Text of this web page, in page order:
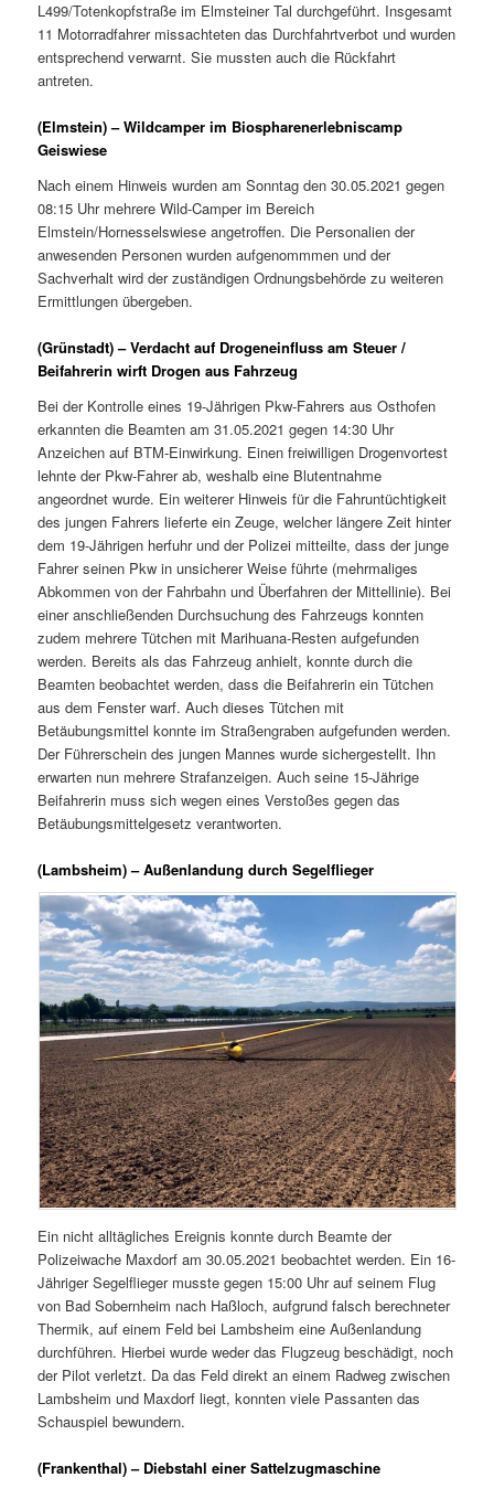
L499/Totenkopfstraße im Elmsteiner Tal durchgeführt. Insgesamt
11 Motorradfahrer missachteten das Durchfahrtverbot und wurden
entsprechend verwarnt. Sie mussten auch die Rückfahrt
antreten.
(Elmstein) – Wildcamper im Biospharenerlebniscamp
Geiswiese
Nach einem Hinweis wurden am Sonntag den 30.05.2021 gegen
08:15 Uhr mehrere Wild-Camper im Bereich
Elmstein/Hornesselswiese angetroffen. Die Personalien der
anwesenden Personen wurden aufgenommmen und der
Sachverhalt wird der zuständigen Ordnungsbehörde zu weiteren
Ermittlungen übergeben.
(Grünstadt) – Verdacht auf Drogeneinfluss am Steuer /
Beifahrerin wirft Drogen aus Fahrzeug
Bei der Kontrolle eines 19-Jährigen Pkw-Fahrers aus Osthofen
erkannten die Beamten am 31.05.2021 gegen 14:30 Uhr
Anzeichen auf BTM-Einwirkung. Einen freiwilligen Drogenvortest
lehnte der Pkw-Fahrer ab, weshalb eine Blutentnahme
angeordnet wurde. Ein weiterer Hinweis für die Fahruntüchtigkeit
des jungen Fahrers lieferte ein Zeuge, welcher längere Zeit hinter
dem 19-Jährigen herfuhr und der Polizei mitteilte, dass der junge
Fahrer seinen Pkw in unsicherer Weise führte (mehrmaliges
Abkommen von der Fahrbahn und Überfahren der Mittellinie). Bei
einer anschließenden Durchsuchung des Fahrzeugs konnten
zudem mehrere Tütchen mit Marihuana-Resten aufgefunden
werden. Bereits als das Fahrzeug anhielt, konnte durch die
Beamten beobachtet werden, dass die Beifahrerin ein Tütchen
aus dem Fenster warf. Auch dieses Tütchen mit
Betäubungsmittel konnte im Straßengraben aufgefunden werden.
Der Führerschein des jungen Mannes wurde sichergestellt. Ihn
erwarten nun mehrere Strafanzeigen. Auch seine 15-Jährige
Beifahrerin muss sich wegen eines Verstoßes gegen das
Betäubungsmittelgesetz verantworten.
(Lambsheim) – Außenlandung durch Segelflieger
Ein nicht alltägliches Ereignis konnte durch Beamte der
Polizeiwache Maxdorf am 30.05.2021 beobachtet werden. Ein 16-
Jähriger Segelflieger musste gegen 15:00 Uhr auf seinem Flug
von Bad Sobernheim nach Haßloch, aufgrund falsch berechneter
Thermik, auf einem Feld bei Lambsheim eine Außenlandung
durchführen. Hierbei wurde weder das Flugzeug beschädigt, noch
der Pilot verletzt. Da das Feld direkt an einem Radweg zwischen
Lambsheim und Maxdorf liegt, konnten viele Passanten das
Schauspiel bewundern.
(Frankenthal) – Diebstahl einer Sattelzugmaschine